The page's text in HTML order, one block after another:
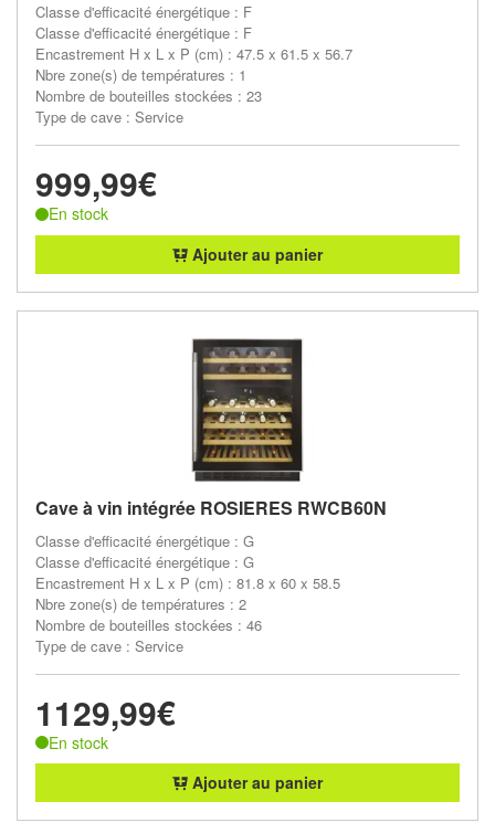
Classe d'efficacité énergétique : F
Classe d'efficacité énergétique : F
Encastrement H x L x P (cm) : 47.5 x 61.5 x 56.7
Nbre zone(s) de températures : 1
Nombre de bouteilles stockées : 23
Type de cave : Service
999,99€
En stock
Ajouter au panier
Cave à vin intégrée ROSIERES RWCB60N
Classe d'efficacité énergétique : G
Classe d'efficacité énergétique : G
Encastrement H x L x P (cm) : 81.8 x 60 x 58.5
Nbre zone(s) de températures : 2
Nombre de bouteilles stockées : 46
Type de cave : Service
1129,99€
En stock
Ajouter au panier